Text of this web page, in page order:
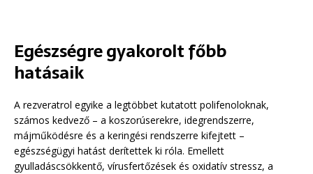
Egészségre gyakorolt főbb
hatásaik
A rezveratrol egyike a legtöbbet kutatott polifenoloknak,
számos kedvező – a koszorúserekre, idegrendszerre,
májműködésre és a keringési rendszerre kifejtett –
egészségügyi hatást derítettek ki róla. Emellett
gyulladáscsökkentő, vírusfertőzések és oxidatív stressz, a